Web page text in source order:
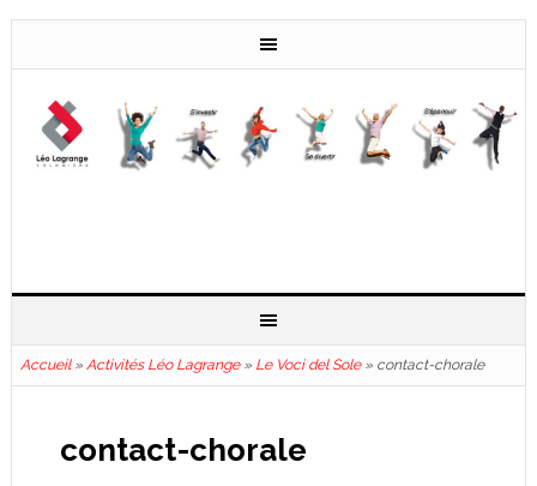
Accueil» Activités Léo Lagrange» Le Voci del Sole» contact-chorale
contact-chorale